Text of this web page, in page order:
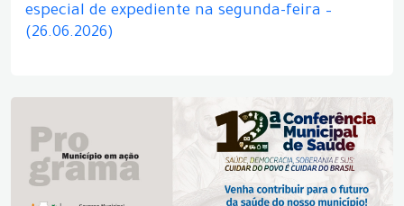
especial de expediente na segunda-feira –
(26.06.2026)